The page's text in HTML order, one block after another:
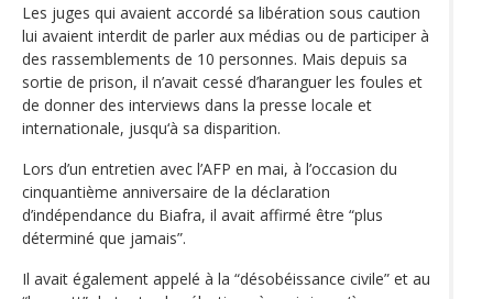
Les juges qui avaient accordé sa libération sous caution
lui avaient interdit de parler aux médias ou de participer à
des rassemblements de 10 personnes. Mais depuis sa
sortie de prison, il n’avait cessé d’haranguer les foules et
de donner des interviews dans la presse locale et
internationale, jusqu‘à sa disparition.
Lors d’un entretien avec l’AFP en mai, à l’occasion du
cinquantième anniversaire de la déclaration
d’indépendance du Biafra, il avait affirmé être “plus
déterminé que jamais”.
Il avait également appelé à la “désobéissance civile” et au